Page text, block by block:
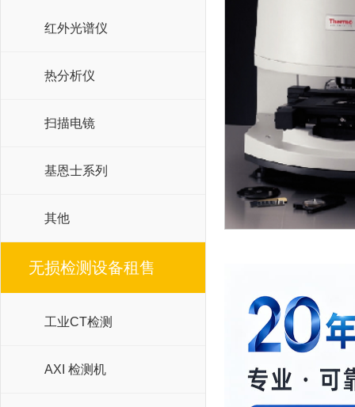
红外光谱仪
热分析仪
扫描电镜
基恩士系列
其他
无损检测设备租售
工业CT检测
AXI 检测机